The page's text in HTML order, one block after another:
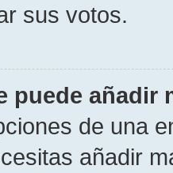
sus votos.
puede añadir
de una
añadir